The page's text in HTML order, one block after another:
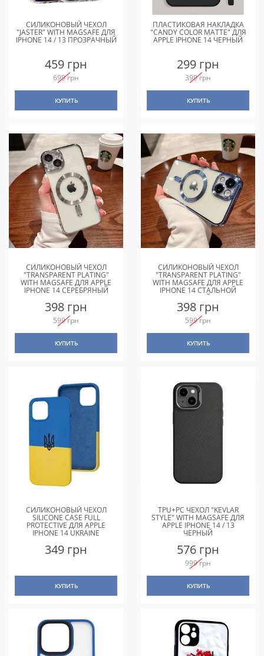
СИЛИКОНОВЫЙ ЧЕХОЛ
"JASTER" WITH MAGSAFE ДЛЯ
IPHONE 14 / 13 ПРОЗРАЧНЫЙ
459 грн
699 грн
КУПИТЬ
ПЛАСТИКОВАЯ НАКЛАДКА
"CANDY COLOR MATTE" ДЛЯ
APPLE IPHONE 14 ЧЕРНЫЙ
299 грн
399 грн
КУПИТЬ
СИЛИКОНОВЫЙ ЧЕХОЛ
"TRANSPARENT PLATING"
WITH MAGSAFE ДЛЯ APPLE
IPHONE 14 СЕРЕБРЯНЫЙ
398 грн
599 грн
КУПИТЬ
СИЛИКОНОВЫЙ ЧЕХОЛ
"TRANSPARENT PLATING"
WITH MAGSAFE ДЛЯ APPLE
IPHONE 14 СТАЛЬНОЙ
СИНИЙ
398 грн
599 грн
КУПИТЬ
СИЛИКОНОВЫЙ ЧЕХОЛ
SILICONE CASE FULL
PROTECTIVE ДЛЯ APPLE
IPHONE 14 UKRAINE
349 грн
КУПИТЬ
TPU+PC ЧЕХОЛ "KEVLAR
STYLE" WITH MAGSAFE ДЛЯ
APPLE IPHONE 14 / 13
ЧЕРНЫЙ
576 грн
999 грн
КУПИТЬ